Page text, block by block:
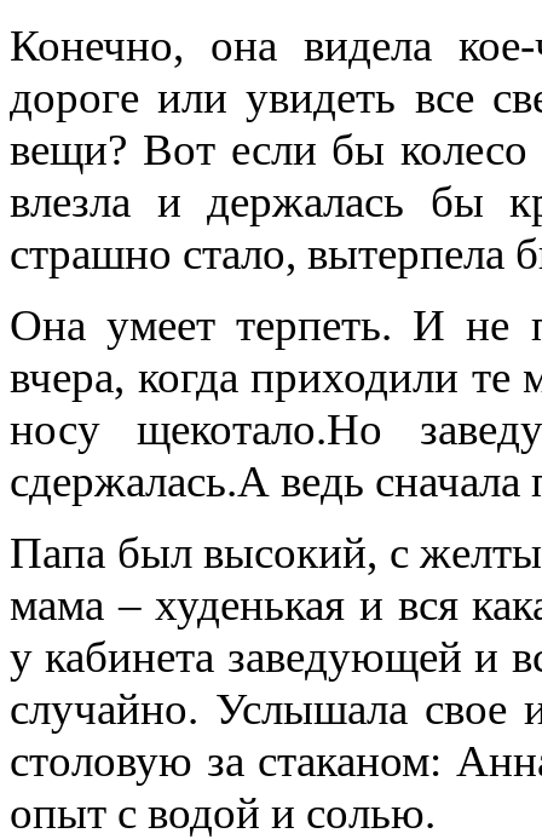
Конечно, она видела
дороге или увидеть все
вещи? Вот если бы
влезла и держалась бы
страшно стало, вытерпела
Она умеет терпеть. И не
вчера, когда приходили
носу щекотало.Но
сдержалась.А ведь
Папа был высокий, с
мама – худенькая и вся
у кабинета заведующей и
случайно. Услышала свое
столовую за стаканом:
опыт с водой и солью.